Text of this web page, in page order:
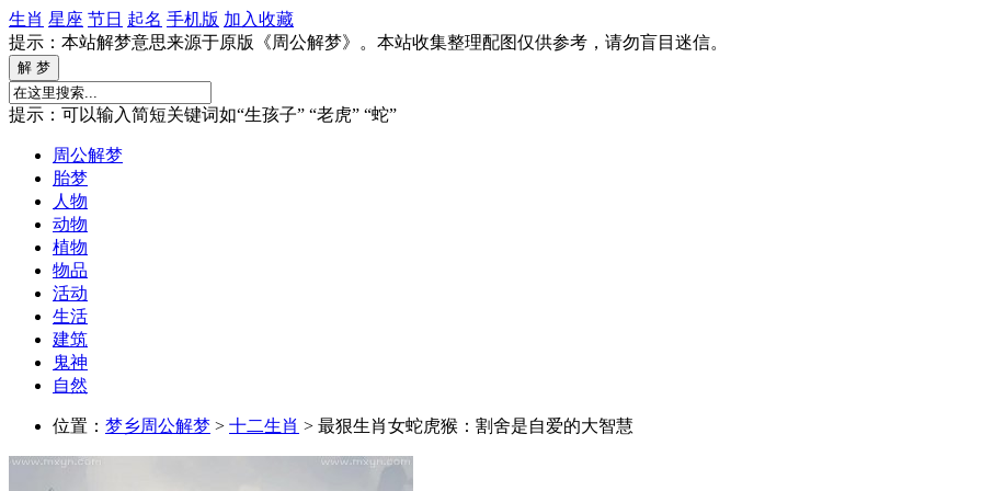
生肖 星座 节日 起名 手机版 加入收藏
提示：本站解梦意思来源于原版《周公解梦》。本站收集整理配图仅供参考，请勿盲目迷信。
提示：可以输入简短关键词如“生孩子” “老虎” “蛇”
周公解梦
胎梦
人物
动物
植物
物品
活动
生活
建筑
鬼神
自然
位置： 梦乡周公解梦 > 十二生肖 > 最狠生肖女蛇虎猴：割舍是自爱的大智慧